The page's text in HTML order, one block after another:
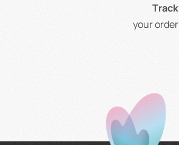
Τrack
your order